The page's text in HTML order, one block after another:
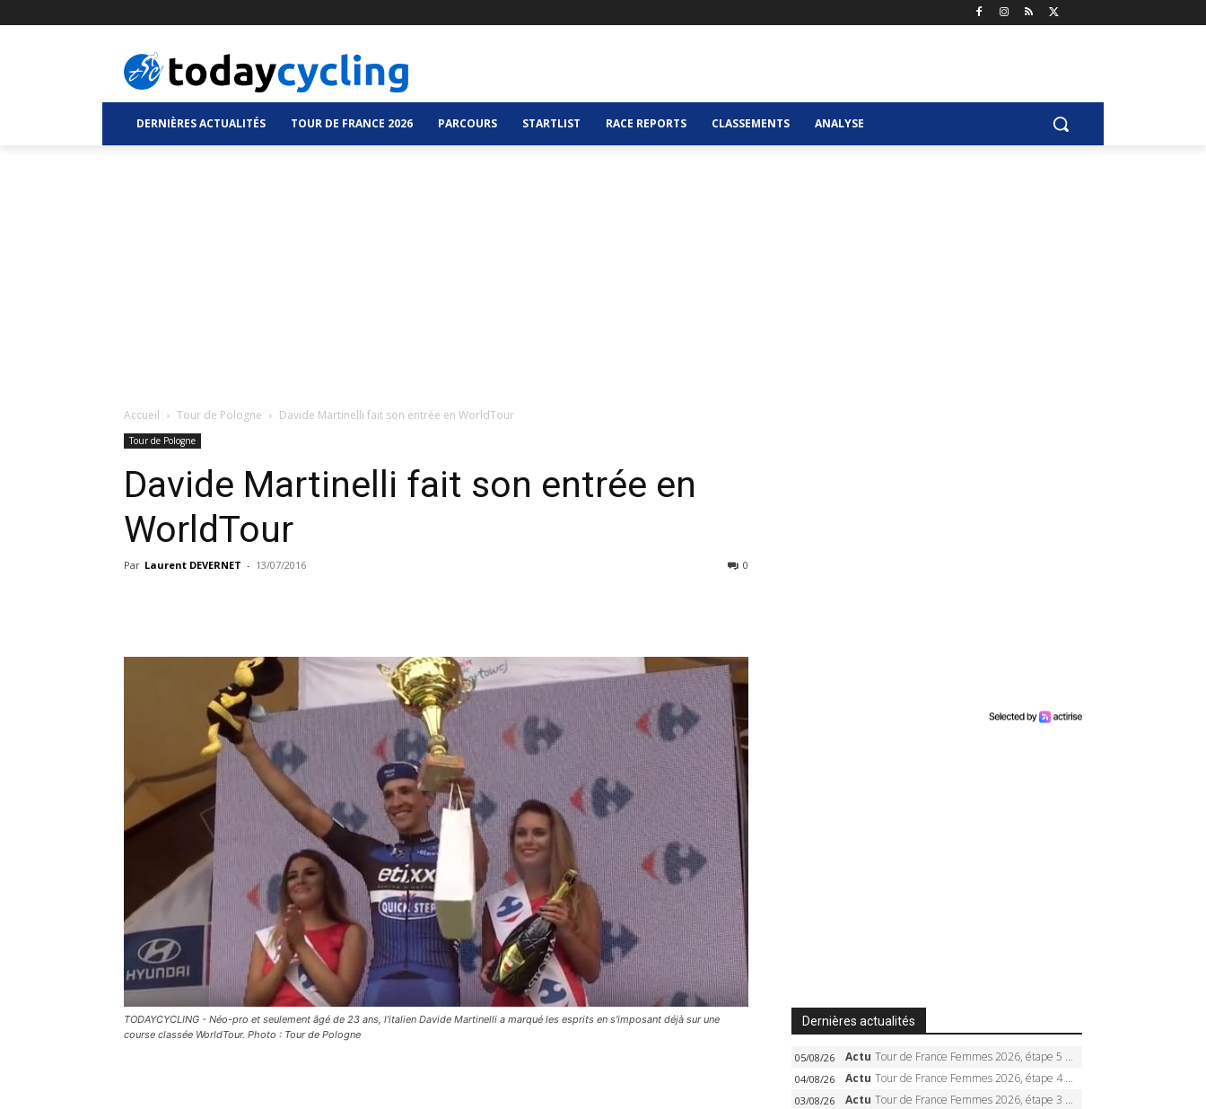
DERNIÈRES ACTUALITÉS TOUR DE FRANCE 2026 PARCOURS STARTLIST RACE REPORTS CLASSEMENTS ANALYSE
Accueil Tour de Pologne Davide Martinelli fait son entrée en WorldTour
Tour de Pologne
Davide Martinelli fait son entrée en
WorldTour
Par Laurent DEVERNET - 13/07/2016 0
TODAYCYCLING - Néo-pro et seulement âgé de 23 ans, l'italien Davide Martinelli a marqué les esprits en s'imposant déjà sur une
course classée WorldTour. Photo : Tour de Pologne
Dernières actualités
05/08/26 Actu Tour de France Femmes 2026, étape 5 – Demi Vollering gagne à Belleville, Reusser en jaune, Ferrand-Prévot coule
04/08/26 Actu Tour de France Femmes 2026, étape 4 – Marlen Reusser écrase le chrono, Ferrand-Prévot en crise
03/08/26 Actu Tour de France Femmes 2026, étape 3 – Sigrid Haugset en solitaire, 88 km d’échappée, maillot jaune